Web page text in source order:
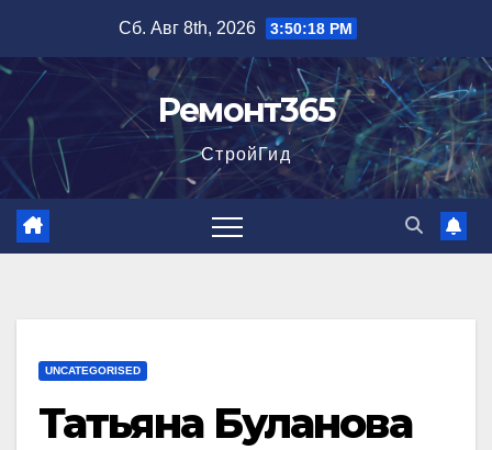
содержимому
Сб. Авг 8th, 2026 3:50:19 PM
Ремонт365
СтройГид
UNCATEGORISED
Татьяна Буланова